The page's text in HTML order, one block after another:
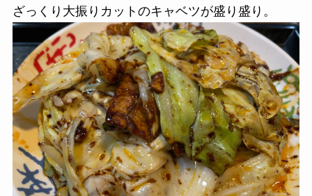
ざっくり大振りカットのキャベツが盛り盛り。